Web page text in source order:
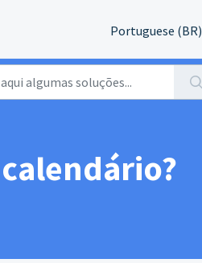
Portuguese (BR)